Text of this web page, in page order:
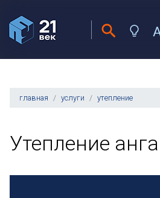
главная услуги утепление
Утепление